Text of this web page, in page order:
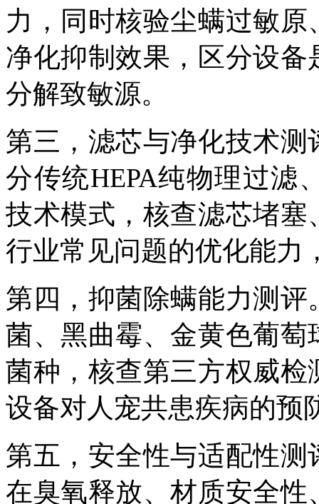
力，同时核验尘螨过敏
净化抑制效果，区分设
分解致敏源。
第三，滤芯与净化技术
分传统HEPA纯物理过滤
技术模式，核查滤芯堵
行业常见问题的优化能力
第四，抑菌除螨能力测
菌、黑曲霉、金黄色葡
菌种，核查第三方权威
设备对人宠共患疾病的预
第五，安全性与适配性
在臭氧释放、材质安全